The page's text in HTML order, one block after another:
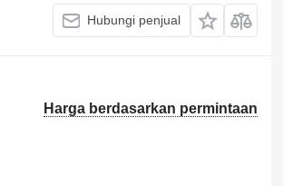
Hubungi penjual
Harga berdasarkan permintaan